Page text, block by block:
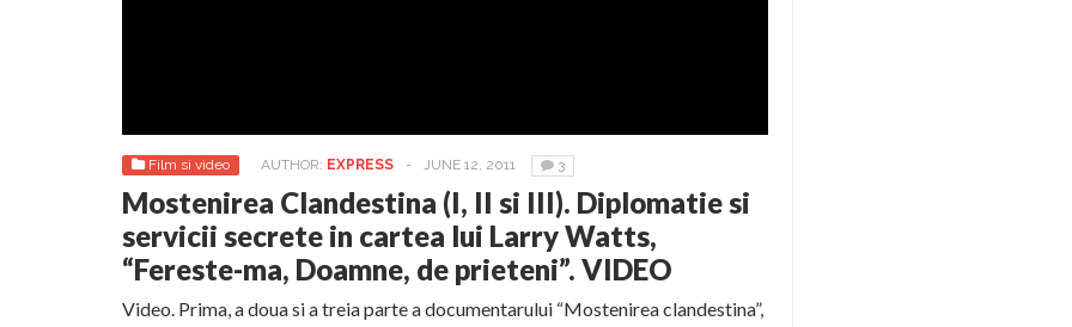
Film si video AUTHOR: EXPRESS - JUNE 12, 2011 3
Mostenirea Clandestina (I, II si III). Diplomatie si
servicii secrete in cartea lui Larry Watts,
“Fereste-ma, Doamne, de prieteni”. VIDEO
Video. Prima, a doua si a treia parte a documentarului “Mostenirea clandestina”,